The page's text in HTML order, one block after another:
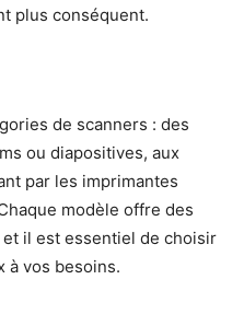
plus conséquent.
de scanners : des
ou diapositives, aux
par les imprimantes
modèle offre des
il est essentiel de choisir
à vos besoins.